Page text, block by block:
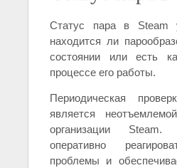
Статус пара в Steam
находится ли
состоянии или есть
процессе его работы.
Периодическая
является
организации
оперативно
проблемы и